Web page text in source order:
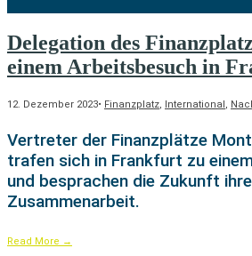
Delegation des
einem Arbeitsbesuch in
12. Dezember 2023• Finanzplatz, International,
Vertreter der Finanzplätze
trafen sich in Frankfurt zu
und besprachen die Zukunft
Zusammenarbeit.
Read More →